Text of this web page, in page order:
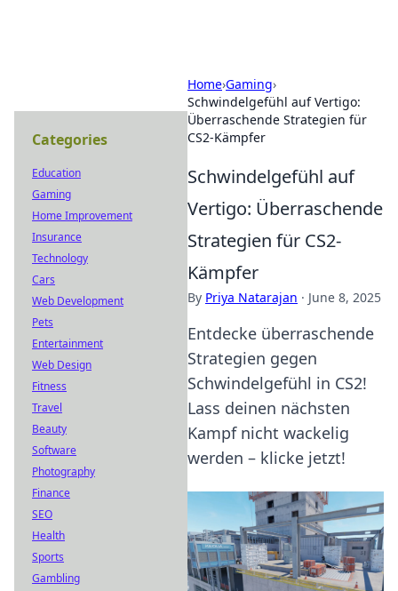
Home›Gaming›
Schwindelgefühl auf Vertigo:
Überraschende Strategien für
CS2-Kämpfer
Schwindelgefühl auf
Vertigo: Überraschende
Strategien für CS2-
Kämpfer
By Priya Natarajan · June 8, 2025
Entdecke überraschende
Strategien gegen
Schwindelgefühl in CS2!
Lass deinen nächsten
Kampf nicht wackelig
werden – klicke jetzt!
Categories
Education
Gaming
Home Improvement
Insurance
Technology
Cars
Web Development
Pets
Entertainment
Web Design
Fitness
Travel
Beauty
Software
Photography
Finance
SEO
Health
Sports
Gambling